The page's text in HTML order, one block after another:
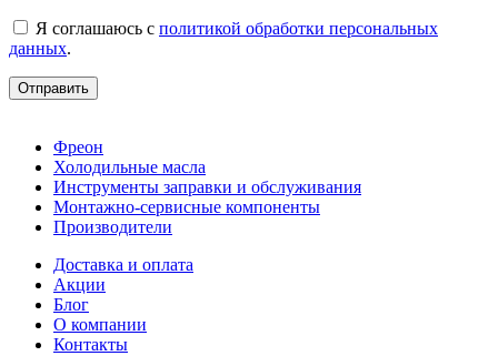
Я соглашаюсь с политикой обработки персональных
данных.
Отправить
Фреон
Холодильные масла
Инструменты заправки и обслуживания
Монтажно‑сервисные компоненты
Производители
Доставка и оплата
Акции
Блог
О компании
Контакты